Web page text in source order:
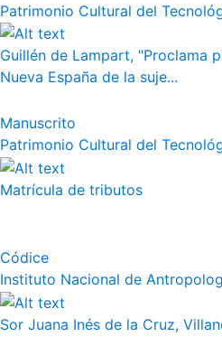
Patrimonio Cultural del
Guillén de Lampart, "Proclama
Nueva España de la suje...
Manuscrito
Patrimonio Cultural del
Matrícula de tributos
Códice
Instituto Nacional de
Sor Juana Inés de la Cruz,